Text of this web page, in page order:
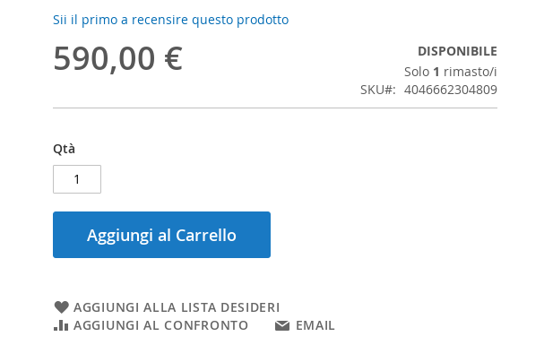
Sii il primo a recensire questo prodotto
590,00 €
DISPONIBILE
Solo 1 rimasto/i
SKU
4046662304809
Qtà
Aggiungi al Carrello
AGGIUNGI ALLA LISTA DESIDERI
AGGIUNGI AL CONFRONTO
EMAIL